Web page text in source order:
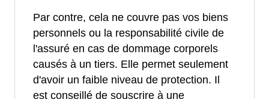
Par contre, cela ne couvre pas vos biens
personnels ou la responsabilité civile de
l'assuré en cas de dommage corporels
causés à un tiers. Elle permet seulement
d'avoir un faible niveau de protection. Il
est conseillé de souscrire à une